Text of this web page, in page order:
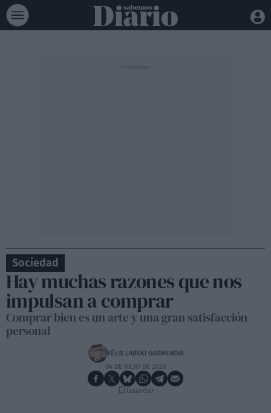
Sociedad
Hay muchas razones que nos
impulsan a comprar
Comprar bien es un arte y una gran satisfacción
personal
FÉLIX LAREKI GARMENDIA
04 DE JULIO DE 2026
Guardar